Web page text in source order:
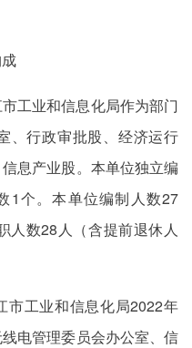
工业和信息化局作为部门
、行政审批股、经济运行
息产业股。本单位独立编
1个。本单位编制人数27
人数28人（含提前退休人
市工业和信息化局2022年
电管理委员会办公室、信